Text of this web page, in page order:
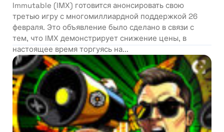
Immutable (IMX) готовится анонсировать свою
третью игру с многомиллиардной поддержкой 26
февраля. Это объявление было сделано в связи с
тем, что IMX демонстрирует снижение цены, в
настоящее время торгуясь на...